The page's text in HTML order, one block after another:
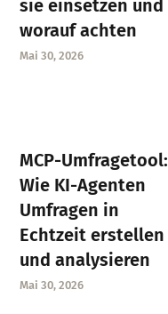
sie einsetzen und
worauf achten
Mai 30, 2026
MCP-Umfragetool:
Wie KI-Agenten
Umfragen in
Echtzeit erstellen
und analysieren
Mai 30, 2026